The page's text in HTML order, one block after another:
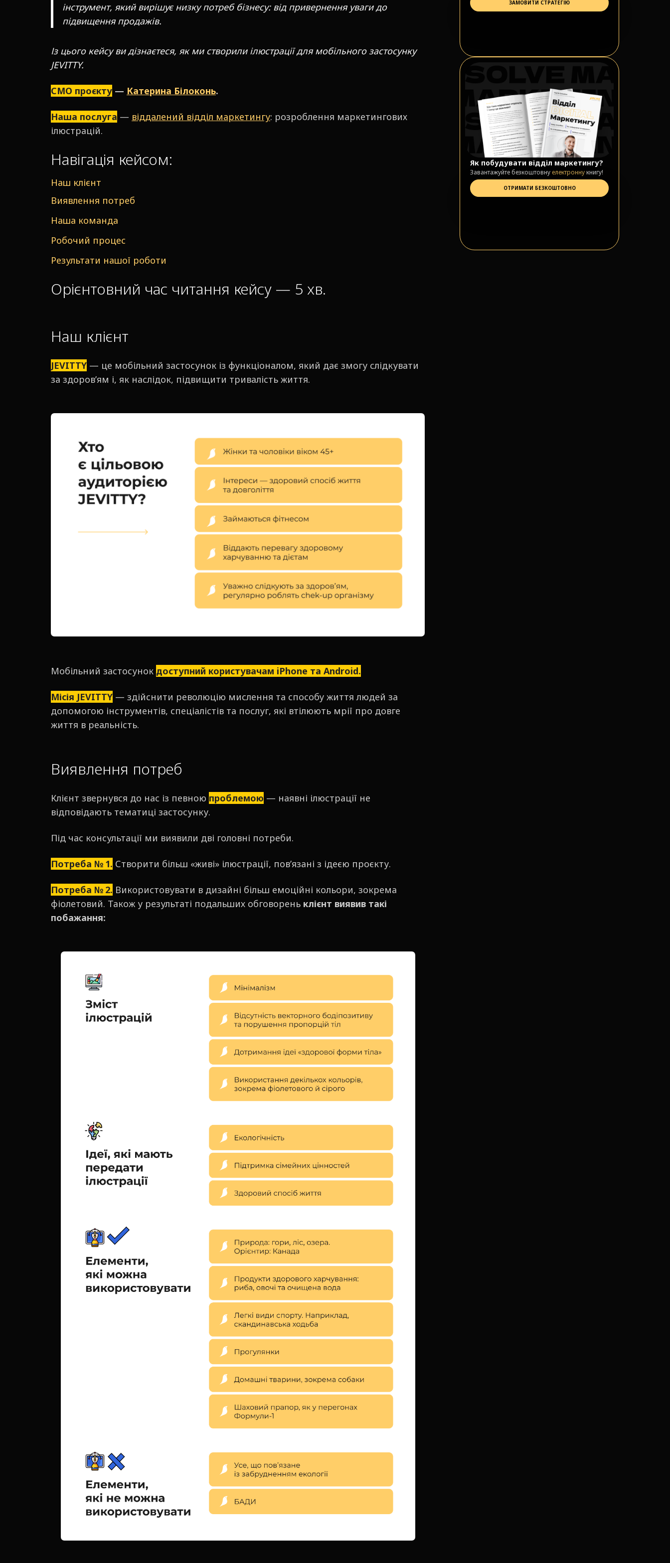
інструмент, який вирішує низку потреб бізнесу: від привернення уваги до
підвищення продажів.
Із цього кейсу ви дізнаєтеся, як ми створили ілюстрації для мобільного застосунку
JEVITTY.
СМО проєкту — Катерина Білоконь.
Наша послуга — віддалений відділ маркетингу: розроблення маркетингових
ілюстрацій.
Навігація кейсом:
Наш клієнт
Виявлення потреб
Наша команда
Робочий процес
Результати нашої роботи
Орієнтовний час читання кейсу — 5 хв.
Наш клієнт
JЕVITTY — це мобільний застосунок із функціоналом, який дає змогу слідкувати
за здоров’ям і, як наслідок, підвищити тривалість життя.
Мобільний застосунок доступний користувачам iPhone та Android.
Місія JЕVITTY — здійснити революцію мислення та способу життя людей за
допомогою інструментів, спеціалістів та послуг, які втілюють мрії про довге
життя в реальність.
Виявлення потреб
Клієнт звернувся до нас із певною проблемою — наявні ілюстрації не
відповідають тематиці застосунку.
Під час консультації ми виявили дві головні потреби.
Потреба № 1. Створити більш «живі» ілюстрації, пов’язані з ідеєю проєкту.
Потреба № 2. Використовувати в дизайні більш емоційні кольори, зокрема
фіолетовий. Також у результаті подальших обговорень клієнт виявив такі
побажання:
Як побудувати відділ маркетингу?
Завантажуйте безкоштовну електроннукнигу!
ОТРИМАТИ БЕЗКОШТОВНО
ЗАМОВИТИ СТРАТЕГІЮ